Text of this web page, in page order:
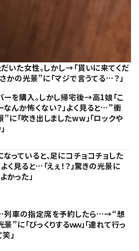
いた女性。しかし→「貰いに来てくだ
さかの光景”に「マジで言うてる…？」
ーを購入。しかし帰宅後→高1娘「こ
なんか怖くない？」よく見ると…”衝
に「吹き出しましたww」「ロックや
っていると、足にコチョコチョした
く見ると…「えぇ！？」驚きの光景に
かった」
列車の指定席を予約したら…→“想
”に「びっくりするｗｗ」「連れて行っ
」